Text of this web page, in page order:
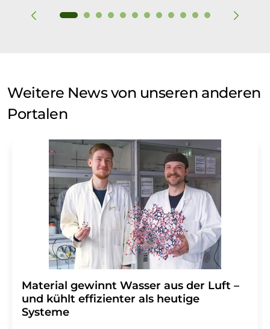
Weitere News von unseren anderen
Portalen
Material gewinnt Wasser aus der Luft –
und kühlt effizienter als heutige
Systeme